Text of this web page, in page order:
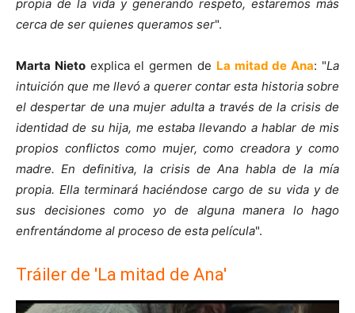
propia de la vida y generando respeto, estaremos más
cerca de ser quienes queramos ser".
Marta Nietoexplica el germen de La mitad de Ana: "La
intuición que me llevó a querer contar esta historia sobre
el despertar de una mujer adulta a través de la crisis de
identidad de su hija, me estaba llevando a hablar de mis
propios conflictos como mujer, como creadora y como
madre. En definitiva, la crisis de Ana habla de la mía
propia. Ella terminará haciéndose cargo de su vida y de
sus decisiones como yo de alguna manera lo hago
enfrentándome al proceso de esta película".
Tráiler de 'La mitad de Ana'